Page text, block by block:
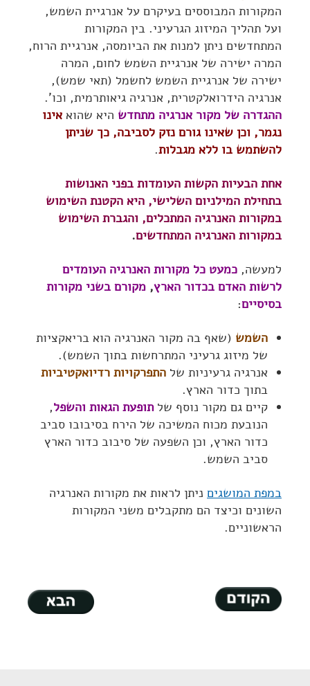
המקורות המבוססים בעיקרם על אנרגיית השמש,
ועל תהליך המיזוג הגרעיני. בין המקורות
המתחדשים ניתן למנות את הביומסה, אנרגיית הרוח,
המרה ישירה של אנרגיית השמש לחום, המרה
ישירה של אנרגיית השמש לחשמל (תאי שמש),
אנרגיה הידרואלקטרית, אנרגיה גיאותרמית, וכו'.
ההגדרה של מקור אנרגיה מתחדש היא שהוא אינו
נגמר, וכן שאינו גורם נזק לסביבה, כך שניתן
להשתמש בו ללא מגבלות.
אחת הבעיות הקשות העומדות בפני האנושות
בתחילת המילניום השלישי, היא הקטנת השימוש
במקורות האנרגיה המתכלים, והגברת השימוש
במקורות האנרגיה המתחדשים.
למעשה, כמעט כל מקורות האנרגיה העומדים
לרשות האדם בכדור הארץ, מקורם בשני מקורות
בסיסיים:
השמש (שאף בה מקור האנרגיה הוא בריאקציות
של מיזוג גרעיני המתרחשות בתוך השמש).
אנרגיה גרעיניות של התפרקויות רדיואקטיביות
בתוך כדור הארץ.
קיים גם מקור נוסף של תופעת הגאות והשפל,
הנובעת מכוח המשיכה של הירח בסיבובו סביב
כדור הארץ, וכן השפעה של סיבוב כדור הארץ
סביב השמש.
במפת המושגים ניתן לראות את מקורות האנרגיה
השונים וכיצד הם מתקבלים משני המקורות
הראשוניים.